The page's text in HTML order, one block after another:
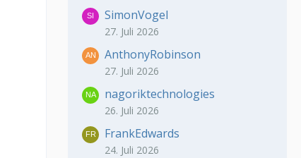
SimonVogel
27. Juli 2026
AnthonyRobinson
27. Juli 2026
nagoriktechnologies
26. Juli 2026
FrankEdwards
24. Juli 2026